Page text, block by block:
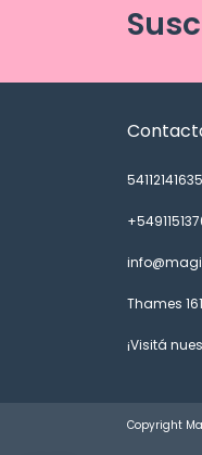
Thames
¡Visitá
Copyright